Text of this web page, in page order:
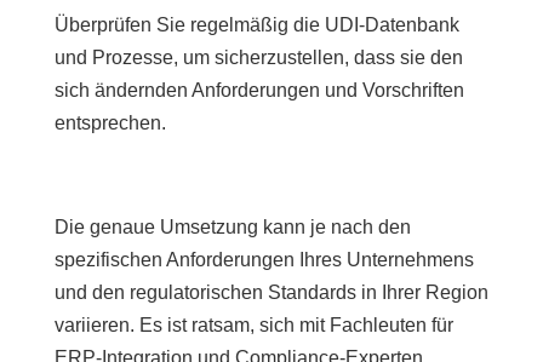
Überprüfen Sie regelmäßig die UDI-Datenbank
und Prozesse, um sicherzustellen, dass sie den
sich ändernden Anforderungen und Vorschriften
entsprechen.
Die genaue Umsetzung kann je nach den
spezifischen Anforderungen Ihres Unternehmens
und den regulatorischen Standards in Ihrer Region
variieren. Es ist ratsam, sich mit Fachleuten für
ERP-Integration und Compliance-Experten